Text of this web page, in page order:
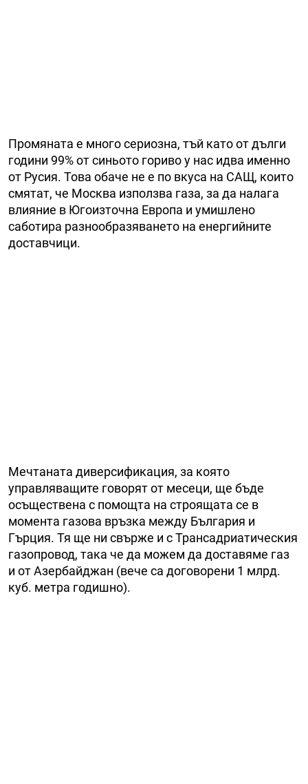
Промяната е много сериозна, тъй като от дълги
години 99% от синьото гориво у нас идва именно
от Русия. Това обаче не е по вкуса на САЩ, които
смятат, че Москва използва газа, за да налага
влияние в Югоизточна Европа и умишлено
саботира разнообразяването на енергийните
доставчици.
Мечтаната диверсификация, за която
управляващите говорят от месеци, ще бъде
осъществена с помощта на строящата се в
момента газова връзка между България и
Гърция. Тя ще ни свърже и с Трансадриатическия
газопровод, така че да можем да доставяме газ
и от Азербайджан (вече са договорени 1 млрд.
куб. метра годишно).